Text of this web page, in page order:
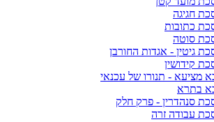
חגיגה
כתובות
סוטה
גיטין - אגדות החורבן
קידושין
מציעא - תנורו של עכנאי
בתרא
סנהדרין - פרק חלק
עבודה זרה